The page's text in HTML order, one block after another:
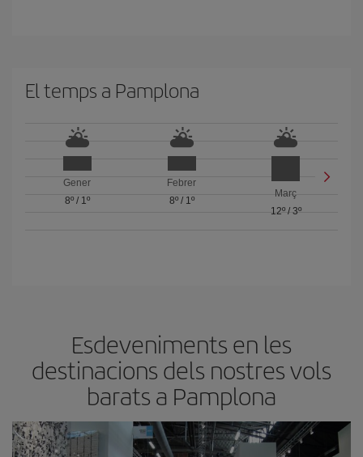
El temps a Pamplona
Gener
8º/ 1º
Febrer
8º/ 1º
Març
12º/ 3º
Esdeveniments en les
destinacions dels nostres vols
barats a Pamplona